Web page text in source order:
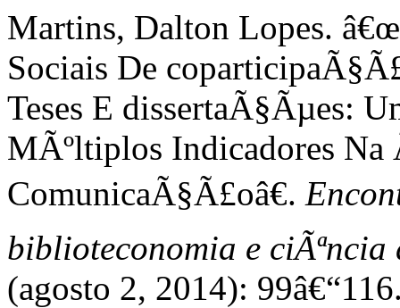
Martins, Dalton Lopes.
Sociais De
Teses E dissertaÃ§Ãµes:
MÃºltiplos Indicadores Na
ComunicaÃ§Ã£oâ€.
biblioteconomia e
(agosto 2, 2014):